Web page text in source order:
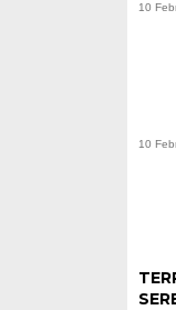
10
10